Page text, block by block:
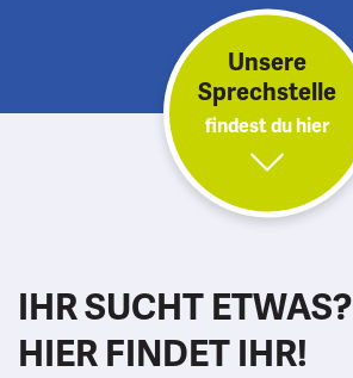
Unsere
Sprechstelle
findest du hier
IHR SUCHT ETWAS?
HIER FINDET IHR!